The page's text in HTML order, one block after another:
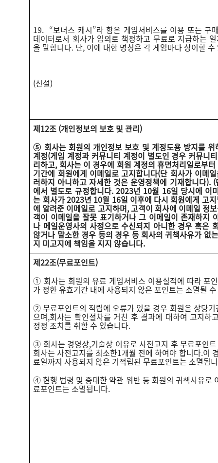
19. “보너스 캐시”라 함은 게임서비스를 이용 또는 구
데이터로서 회사가 임의로 책정하고 무료로 지급하는
을 말합니다. 단, 이에 대한 명칭은 각 게임마다 상이할 수
(신설)
제12조 (개인정보의 보호 및 관리)
⑤ 회사는 회원의 개인정보 보호 및 계정도용 방지를 위
계정(게임 계정과 커뮤니티 계정이 별도인 경우 커뮤니
리하고, 회사는 이 경우에 회원 계정의 휴면처리일로부
기간에 회원에게 이메일로 고지합니다(단 회사가 이메
러하지 아니하고 자세한 것은 운영정책에 기재합니다).
에서 별도로 규정합니다. 2023년 10월 16일 당시에 이
는 회사가 2023년 10월 16일 이후에 다시 회원에게 고
에 알려준 이메일로 고지하며, 고객이 회사에 이메일 정
객이 이메일을 잘못 표기하거나 그 이메일이 존재하지
나 메일운영사의 사정으로 수신되지 아니한 경우 혹은
않거나 말소한 경우 등의 경우 등 회사의 귀책사유가 없
지 미고지에 책임을 지지 않습니다.
제22조(무료포인트)
① 회사는 회원의 유료 게임서비스 이용실적에 따라 포
가 정한 유효기간 내에 사용되지 않은 포인트는 소멸될
② 무료포인트의 적립에 오류가 있을 경우 회원은 상당
으며,회사는 확인절차를 거친 후 결과에 대하여 고지하
정정 조치를 취할 수 있습니다.
③ 회사는 경영상,기술상 이유로 사전고지 후 무료포인
회사는 사전고지를 최소한1개월 전에 하여야 합니다.이
료일까지 사용되지 않은 기적립된 무료포인트는 소멸됩
④ 현행 법령 및 중대한 약관 위반 등 회원의 귀책사유로
료포인트는 소멸됩니다.